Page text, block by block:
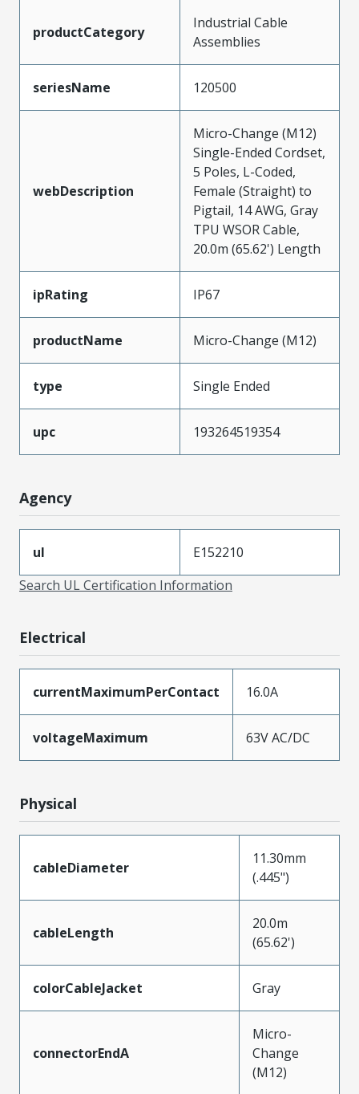
productCategory
Industrial Cable
Assemblies
seriesName 120500
webDescription
Micro-Change (M12)
Single-Ended Cordset,
5 Poles, L-Coded,
Female (Straight) to
Pigtail, 14 AWG, Gray
TPU WSOR Cable,
20.0m (65.62') Length
ipRating IP67
productName Micro-Change (M12)
type Single Ended
upc 193264519354
Agency
ul
E152210
Search UL Certification Information
Electrical
currentMaximumPerContact 16.0A
voltageMaximum 63V AC/DC
Physical
cableDiameter
11.30mm
(.445")
cableLength
20.0m
(65.62')
colorCableJacket Gray
connectorEndA
Micro-
Change
(M12)